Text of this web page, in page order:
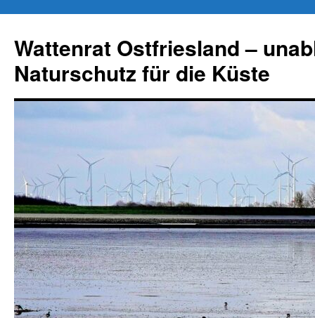
springen
Wattenrat Ostfriesland –
Naturschutz für die Küste